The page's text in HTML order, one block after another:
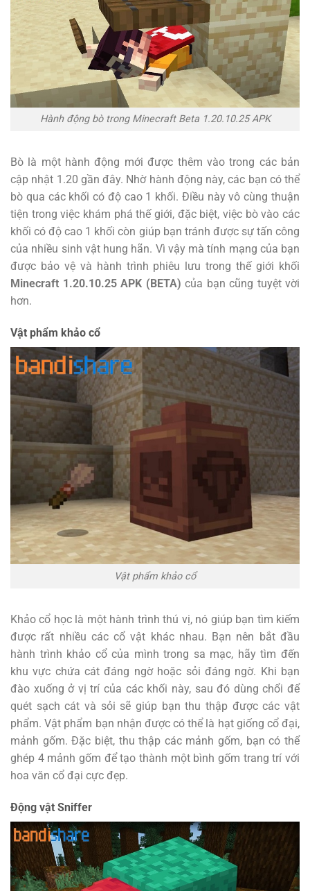
Hành động bò trong Minecraft Beta 1.20.10.25 APK
Bò là một hành động mới được thêm vào trong các bản
cập nhật 1.20 gần đây. Nhờ hành động này, các bạn có thể
bò qua các khối có độ cao 1 khối. Điều này vô cùng thuận
tiện trong việc khám phá thế giới, đặc biệt, việc bò vào các
khối có độ cao 1 khối còn giúp bạn tránh được sự tấn công
của nhiều sinh vật hung hãn. Vì vậy mà tính mạng của bạn
được bảo vệ và hành trình phiêu lưu trong thế giới khối
Minecraft 1.20.10.25 APK (BETA) của bạn cũng tuyệt vời
hơn.
Vật phẩm khảo cổ
Vật phẩm khảo cổ
Khảo cổ học là một hành trình thú vị, nó giúp bạn tìm kiếm
được rất nhiều các cổ vật khác nhau. Bạn nên bắt đầu
hành trình khảo cổ của mình trong sa mạc, hãy tìm đến
khu vực chứa cát đáng ngờ hoặc sỏi đáng ngờ. Khi bạn
đào xuống ở vị trí của các khối này, sau đó dùng chổi để
quét sạch cát và sỏi sẽ giúp bạn thu thập được các vật
phẩm. Vật phẩm bạn nhận được có thể là hạt giống cổ đại,
mảnh gốm. Đặc biệt, thu thập các mảnh gốm, bạn có thể
ghép 4 mảnh gốm để tạo thành một bình gốm trang trí với
hoa văn cổ đại cực đẹp.
Động vật Sniffer